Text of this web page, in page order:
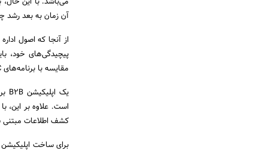
آن زمان به بعد
مقایسه با برنامه‌های B2C‌، خریدهای مکرر و دارای حجم بالاتری را انجام می‌دهند.
کشف اطلاعات مبتنی